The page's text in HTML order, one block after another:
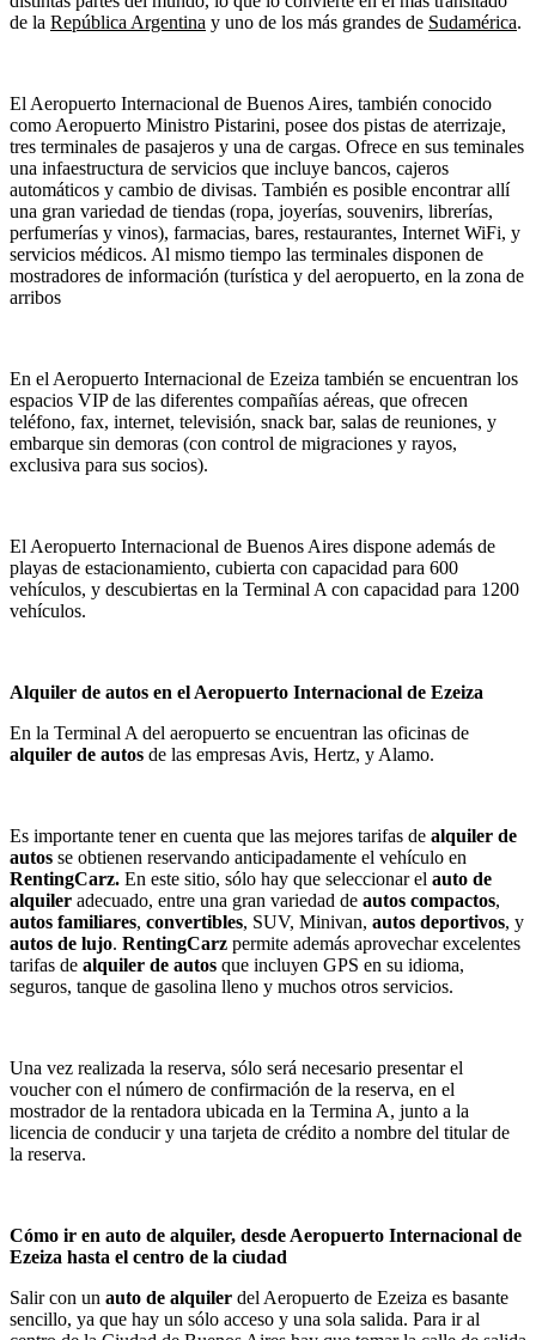
de la República Argentina y uno de los más grandes de Sudamérica.
El Aeropuerto Internacional de Buenos Aires, también conocido
como Aeropuerto Ministro Pistarini, posee dos pistas de aterrizaje,
tres terminales de pasajeros y una de cargas. Ofrece en sus teminales
una infaestructura de servicios que incluye bancos, cajeros
automáticos y cambio de divisas. También es posible encontrar allí
una gran variedad de tiendas (ropa, joyerías, souvenirs, librerías,
perfumerías y vinos), farmacias, bares, restaurantes, Internet WiFi, y
servicios médicos. Al mismo tiempo las terminales disponen de
mostradores de información (turística y del aeropuerto, en la zona de
arribos
En el Aeropuerto Internacional de Ezeiza también se encuentran los
espacios VIP de las diferentes compañías aéreas, que ofrecen
teléfono, fax, internet, televisión, snack bar, salas de reuniones, y
embarque sin demoras (con control de migraciones y rayos,
exclusiva para sus socios).
El Aeropuerto Internacional de Buenos Aires dispone además de
playas de estacionamiento, cubierta con capacidad para 600
vehículos, y descubiertas en la Terminal A con capacidad para 1200
vehículos.
Alquiler de autos en el Aeropuerto Internacional de Ezeiza
En la Terminal A del aeropuerto se encuentran las oficinas de
alquiler de autos de las empresas Avis, Hertz, y Alamo.
Es importante tener en cuenta que las mejores tarifas de alquiler de
autos se obtienen reservando anticipadamente el vehículo en
RentingCarz. En este sitio, sólo hay que seleccionar el auto de
alquiler adecuado, entre una gran variedad de autos compactos,
autos familiares, convertibles, SUV, Minivan, autos deportivos, y
autos de lujo. RentingCarz permite además aprovechar excelentes
tarifas de alquiler de autos que incluyen GPS en su idioma,
seguros, tanque de gasolina lleno y muchos otros servicios.
Una vez realizada la reserva, sólo será necesario presentar el
voucher con el número de confirmación de la reserva, en el
mostrador de la rentadora ubicada en la Termina A, junto a la
licencia de conducir y una tarjeta de crédito a nombre del titular de
la reserva.
Cómo ir en auto de alquiler, desde Aeropuerto Internacional de
Ezeiza hasta el centro de la ciudad
Salir con un auto de alquiler del Aeropuerto de Ezeiza es basante
sencillo, ya que hay un sólo acceso y una sola salida. Para ir al